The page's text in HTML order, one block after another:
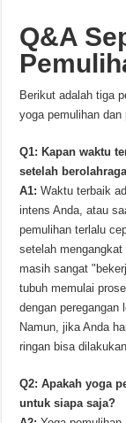
Q&A
Berikut adalah tiga
yoga pemulihan
Q1: Kapan waktu
setelah
A1: Waktu terbaik
intens Anda, atau
pemulihan terlalu
setelah
masih sangat
tubuh memulai
dengan peregangan
Namun, jika Anda
ringan bisa
Q2: Apakah yoga
untuk siapa saja?